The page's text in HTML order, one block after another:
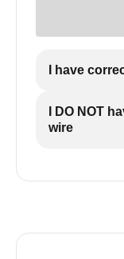
I have
I DO NOT
wire